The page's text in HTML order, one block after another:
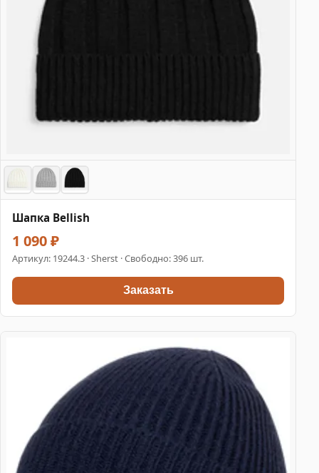
Шапка Bellish
1 090 ₽
Артикул: 19244.3 · Sherst · Свободно: 396 шт.
Заказать